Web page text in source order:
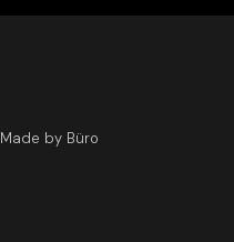
Made by Büro